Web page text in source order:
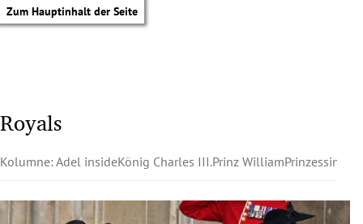
Zum Hauptinhalt der Seite
Royals
Kolumne: Adel insideKönig Charles III.Prinz WilliamPrinzessin